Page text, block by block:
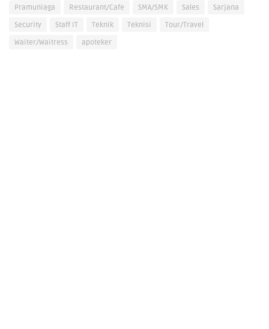
Pramuniaga
Restaurant/Cafe SMA/SMK Sales
Sarjana
Security
Staff IT Teknik Teknisi
Tour/Travel
Waiter/Waitress
apoteker